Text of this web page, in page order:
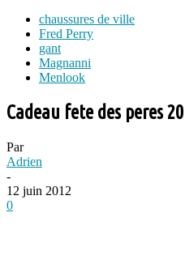
chaussures de ville
Fred Perry
gant
Magnanni
Menlook
Cadeau fete des peres
Par
Adrien
-
12 juin 2012
0